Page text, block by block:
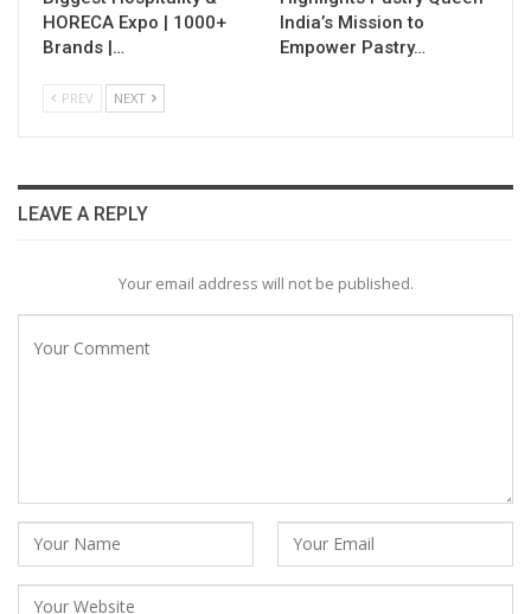
HORECA Expo | 1000+
Brands |…
India’s Mission to
Empower Pastry…
PREV NEXT
LEAVE A REPLY
Your email address will not be published.